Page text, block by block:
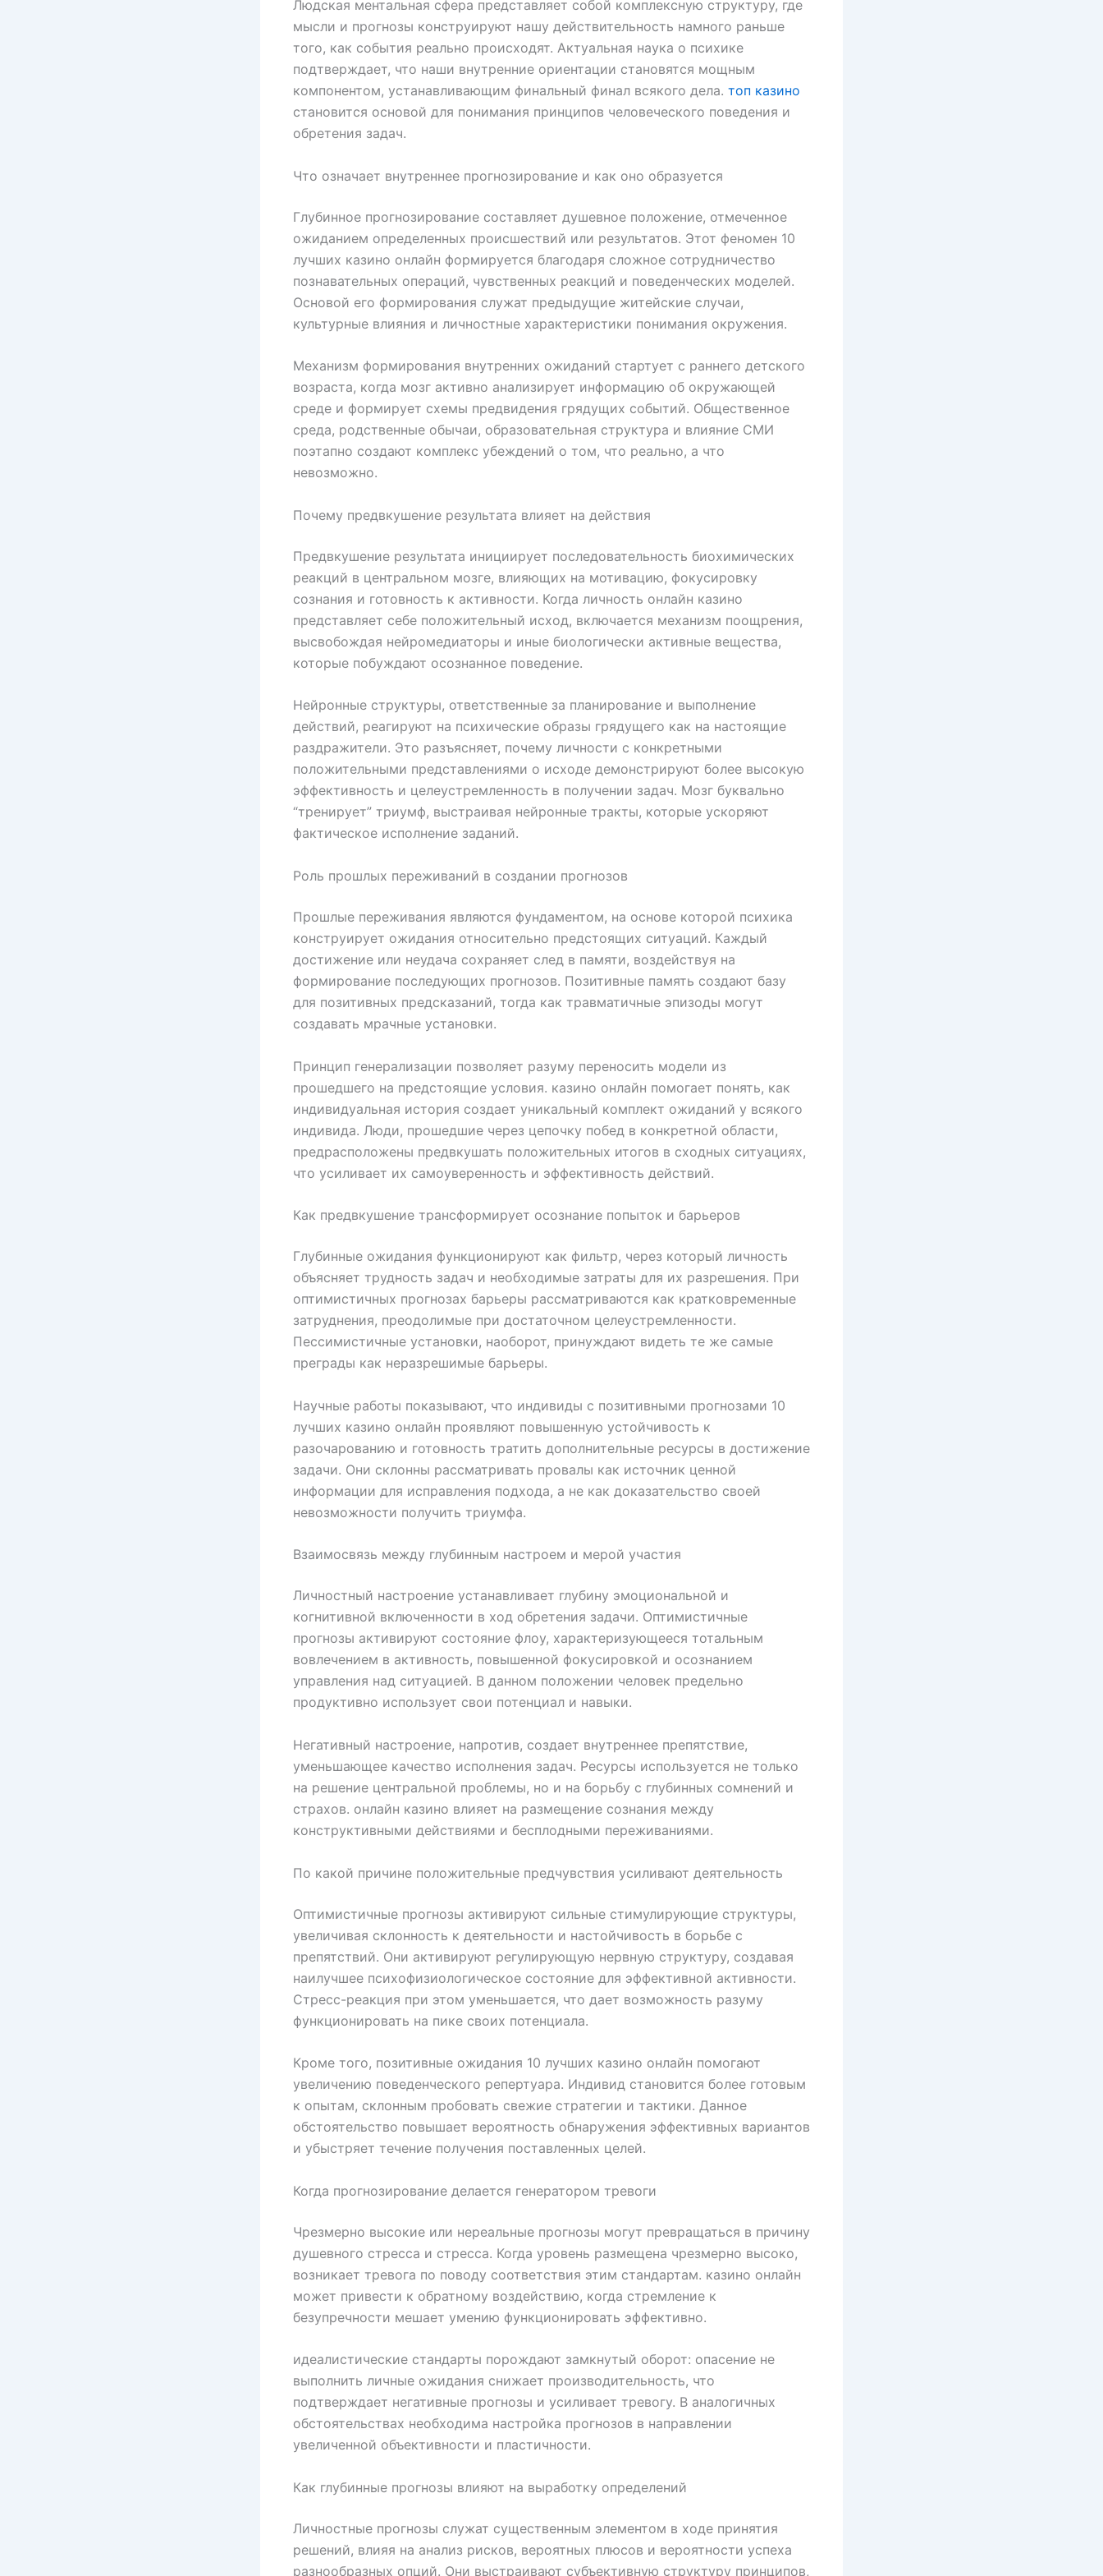
Людская ментальная сфера представляет собой комплексную структуру, где
мысли и прогнозы конструируют нашу действительность намного раньше
того, как события реально происходят. Актуальная наука о психике
подтверждает, что наши внутренние ориентации становятся мощным
компонентом, устанавливающим финальный финал всякого дела. топ казино
становится основой для понимания принципов человеческого поведения и
обретения задач.
Что означает внутреннее прогнозирование и как оно образуется
Глубинное прогнозирование составляет душевное положение, отмеченное
ожиданием определенных происшествий или результатов. Этот феномен 10
лучших казино онлайн формируется благодаря сложное сотрудничество
познавательных операций, чувственных реакций и поведенческих моделей.
Основой его формирования служат предыдущие житейские случаи,
культурные влияния и личностные характеристики понимания окружения.
Механизм формирования внутренних ожиданий стартует с раннего детского
возраста, когда мозг активно анализирует информацию об окружающей
среде и формирует схемы предвидения грядущих событий. Общественное
среда, родственные обычаи, образовательная структура и влияние СМИ
поэтапно создают комплекс убеждений о том, что реально, а что
невозможно.
Почему предвкушение результата влияет на действия
Предвкушение результата инициирует последовательность биохимических
реакций в центральном мозге, влияющих на мотивацию, фокусировку
сознания и готовность к активности. Когда личность онлайн казино
представляет себе положительный исход, включается механизм поощрения,
высвобождая нейромедиаторы и иные биологически активные вещества,
которые побуждают осознанное поведение.
Нейронные структуры, ответственные за планирование и выполнение
действий, реагируют на психические образы грядущего как на настоящие
раздражители. Это разъясняет, почему личности с конкретными
положительными представлениями о исходе демонстрируют более высокую
эффективность и целеустремленность в получении задач. Мозг буквально
“тренирует” триумф, выстраивая нейронные тракты, которые ускоряют
фактическое исполнение заданий.
Роль прошлых переживаний в создании прогнозов
Прошлые переживания являются фундаментом, на основе которой психика
конструирует ожидания относительно предстоящих ситуаций. Каждый
достижение или неудача сохраняет след в памяти, воздействуя на
формирование последующих прогнозов. Позитивные память создают базу
для позитивных предсказаний, тогда как травматичные эпизоды могут
создавать мрачные установки.
Принцип генерализации позволяет разуму переносить модели из
прошедшего на предстоящие условия. казино онлайн помогает понять, как
индивидуальная история создает уникальный комплект ожиданий у всякого
индивида. Люди, прошедшие через цепочку побед в конкретной области,
предрасположены предвкушать положительных итогов в сходных ситуациях,
что усиливает их самоуверенность и эффективность действий.
Как предвкушение трансформирует осознание попыток и барьеров
Глубинные ожидания функционируют как фильтр, через который личность
объясняет трудность задач и необходимые затраты для их разрешения. При
оптимистичных прогнозах барьеры рассматриваются как кратковременные
затруднения, преодолимые при достаточном целеустремленности.
Пессимистичные установки, наоборот, принуждают видеть те же самые
преграды как неразрешимые барьеры.
Научные работы показывают, что индивиды с позитивными прогнозами 10
лучших казино онлайн проявляют повышенную устойчивость к
разочарованию и готовность тратить дополнительные ресурсы в достижение
задачи. Они склонны рассматривать провалы как источник ценной
информации для исправления подхода, а не как доказательство своей
невозможности получить триумфа.
Взаимосвязь между глубинным настроем и мерой участия
Личностный настроение устанавливает глубину эмоциональной и
когнитивной включенности в ход обретения задачи. Оптимистичные
прогнозы активируют состояние флоу, характеризующееся тотальным
вовлечением в активность, повышенной фокусировкой и осознанием
управления над ситуацией. В данном положении человек предельно
продуктивно использует свои потенциал и навыки.
Негативный настроение, напротив, создает внутреннее препятствие,
уменьшающее качество исполнения задач. Ресурсы используется не только
на решение центральной проблемы, но и на борьбу с глубинных сомнений и
страхов. онлайн казино влияет на размещение сознания между
конструктивными действиями и бесплодными переживаниями.
По какой причине положительные предчувствия усиливают деятельность
Оптимистичные прогнозы активируют сильные стимулирующие структуры,
увеличивая склонность к деятельности и настойчивость в борьбе с
препятствий. Они активируют регулирующую нервную структуру, создавая
наилучшее психофизиологическое состояние для эффективной активности.
Стресс-реакция при этом уменьшается, что дает возможность разуму
функционировать на пике своих потенциала.
Кроме того, позитивные ожидания 10 лучших казино онлайн помогают
увеличению поведенческого репертуара. Индивид становится более готовым
к опытам, склонным пробовать свежие стратегии и тактики. Данное
обстоятельство повышает вероятность обнаружения эффективных вариантов
и убыстряет течение получения поставленных целей.
Когда прогнозирование делается генератором тревоги
Чрезмерно высокие или нереальные прогнозы могут превращаться в причину
душевного стресса и стресса. Когда уровень размещена чрезмерно высоко,
возникает тревога по поводу соответствия этим стандартам. казино онлайн
может привести к обратному воздействию, когда стремление к
безупречности мешает умению функционировать эффективно.
идеалистические стандарты порождают замкнутый оборот: опасение не
выполнить личные ожидания снижает производительность, что
подтверждает негативные прогнозы и усиливает тревогу. В аналогичных
обстоятельствах необходима настройка прогнозов в направлении
увеличенной объективности и пластичности.
Как глубинные прогнозы влияют на выработку определений
Личностные прогнозы служат существенным элементом в ходе принятия
решений, влияя на анализ рисков, вероятных плюсов и вероятности успеха
разнообразных опций. Они выстраивают субъективную структуру принципов,